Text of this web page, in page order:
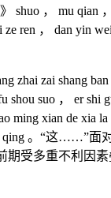
， mu qian ，
ren ， dan yin
zai shang ban
suo ， er
ming xian de xia
jian qing 。“这
期受多重不利因